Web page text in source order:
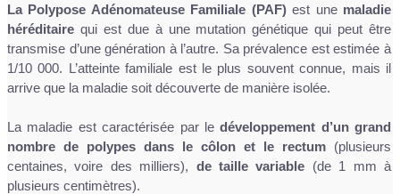
La Polypose Adénomateuse Familiale (PAF)est une maladie
héréditaire qui est due à une mutation génétique qui peut être
transmise d’une génération à l’autre. Sa prévalence est estimée à
1/10 000. L’atteinte familiale est le plus souvent connue, mais il
arrive que la maladie soit découverte de manière isolée.
La maladie est caractérisée par ledéveloppement d’un grand
nombre de polypes dans le côlon et le rectum (plusieurs
centaines, voire des milliers), de taille variable (de 1 mm à
plusieurs centimètres).